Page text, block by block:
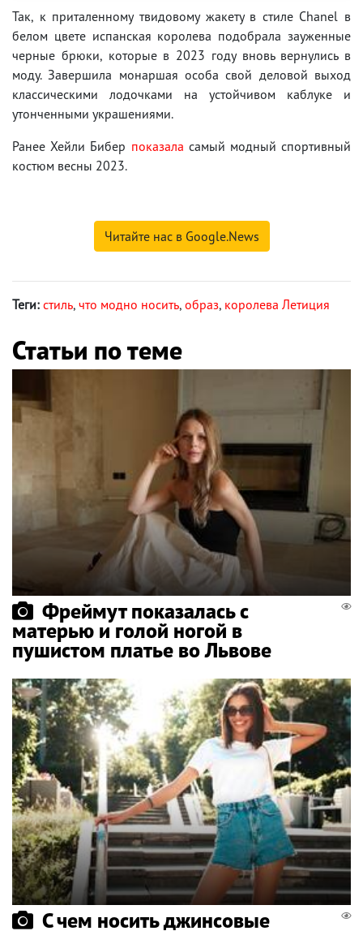
Так, к приталенному твидовому жакету в стиле Сhanel в
белом цвете испанская королева подобрала зауженные
черные брюки, которые в 2023 году вновь вернулись в
моду. Завершила монаршая особа свой деловой выход
классическими лодочками на устойчивом каблуке и
утонченными украшениями.
Ранее Хейли Бибер показала самый модный спортивный
костюм весны 2023.
Читайте нас в Google.News
Теги: стиль, что модно носить, образ, королева Летиция
Статьи по теме
Фреймут показалась с
матерью и голой ногой в
пушистом платье во Львове
С чем носить джинсовые